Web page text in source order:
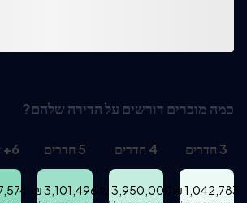
כמה מוכרים דורשים על הדירה שלהם?
3 חדרים
1,042,783
₪
4 חדרים
3,950,000
₪
5 חדרים
3,101,496
₪
6
+